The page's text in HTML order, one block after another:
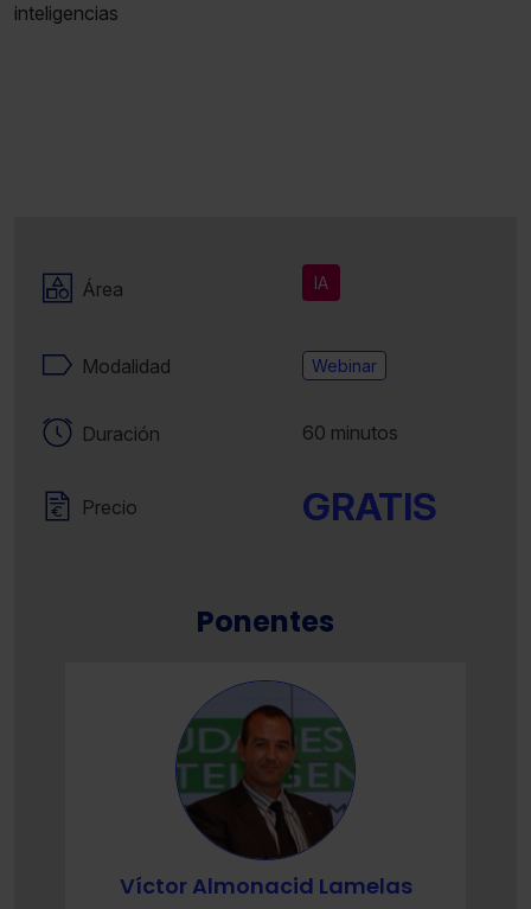
inteligencias
Área IA
Modalidad Webinar
Duración 60 minutos
Precio GRATIS
Ponentes
Víctor Almonacid Lamelas